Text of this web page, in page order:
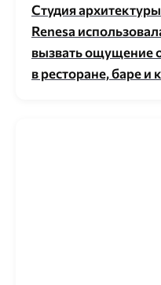
Студия
Renesa
вызвать ощущение
в ресторане, баре